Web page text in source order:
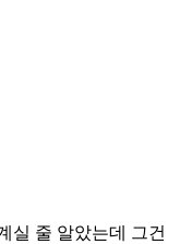
실 줄 알았는데 그건